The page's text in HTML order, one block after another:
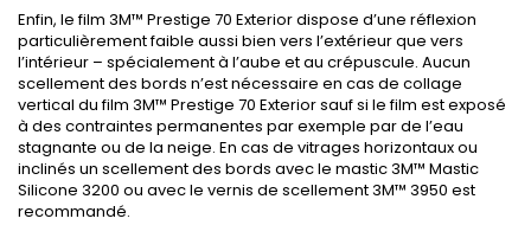
Enfin, le film 3M™ Prestige 70 Exterior dispose d’une réflexion
particulièrement faible aussi bien vers l’extérieur que vers
l’intérieur – spécialement à l’aube et au crépuscule. Aucun
scellement des bords n’est nécessaire en cas de collage
vertical du film 3M™ Prestige 70 Exterior sauf si le film est exposé
à des contraintes permanentes par exemple par de l’eau
stagnante ou de la neige. En cas de vitrages horizontaux ou
inclinés un scellement des bords avec le mastic 3M™ Mastic
Silicone 3200 ou avec le vernis de scellement 3M™ 3950 est
recommandé.